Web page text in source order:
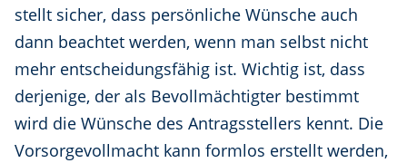
stellt sicher, dass persönliche Wünsche auch
dann beachtet werden, wenn man selbst nicht
mehr entscheidungsfähig ist. Wichtig ist, dass
derjenige, der als Bevollmächtigter bestimmt
wird die Wünsche des Antragsstellers kennt. Die
Vorsorgevollmacht kann formlos erstellt werden,